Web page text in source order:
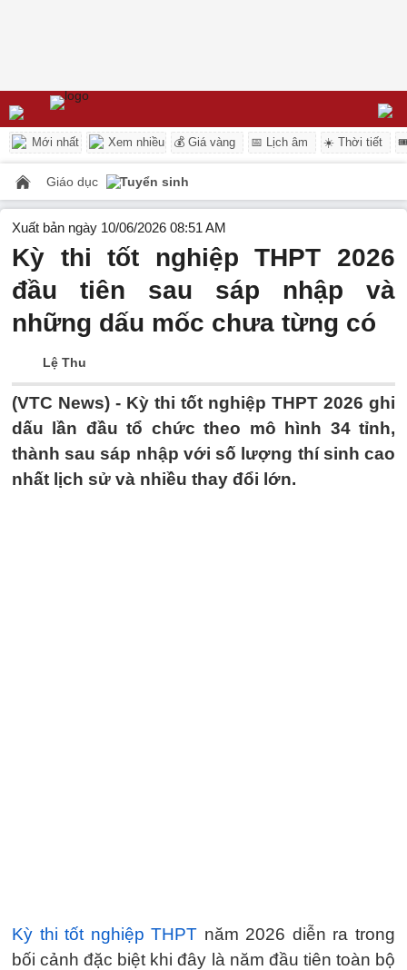
Mới nhất Xem nhiều 💰 Giá vàng 📅 Lịch âm ☀️ Thời tiết
Giáo dục Tuyển sinh
Xuất bản ngày 10/06/2026 08:51 AM
Kỳ thi tốt nghiệp THPT 2026
đầu tiên sau sáp nhập và
những dấu mốc chưa từng có
Lệ Thu
(VTC News) - Kỳ thi tốt nghiệp THPT 2026 ghi
dấu lần đầu tổ chức theo mô hình 34 tỉnh,
thành sau sáp nhập với số lượng thí sinh cao
nhất lịch sử và nhiều thay đổi lớn.
Kỳ thi tốt nghiệp THPT năm 2026 diễn ra trong
bối cảnh đặc biệt khi đây là năm đầu tiên toàn bộ